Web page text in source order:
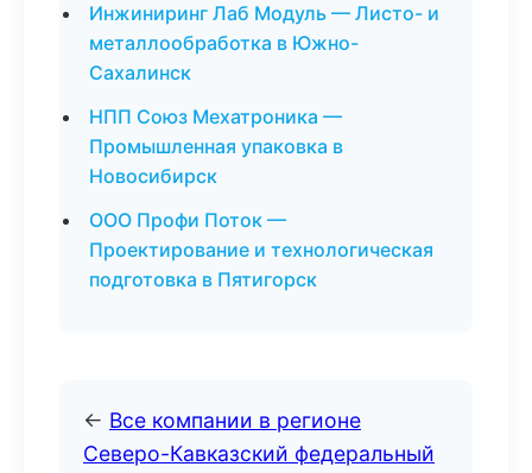
Инжиниринг Лаб Модуль — Листо- и
металлообработка в Южно-
Сахалинск
НПП Союз Мехатроника —
Промышленная упаковка в
Новосибирск
ООО Профи Поток —
Проектирование и технологическая
подготовка в Пятигорск
← Все компании в регионе
Северо-Кавказский федеральный